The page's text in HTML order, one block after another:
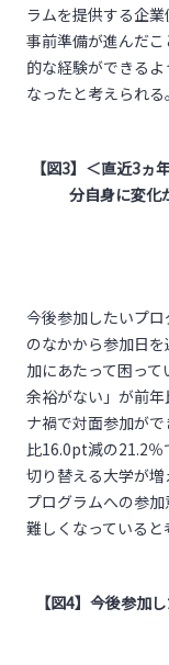
ラムを提供する企
事前準備が進んだ
的な経験ができる
なったと考えられる
【図3】＜直近3ヵ
分自身に変化
今後参加したいプ
のなかから参加日
加にあたって困っ
余裕がない」が前
ナ禍で対面参加が
比16.0pt減の21.2％
切り替える大学が
プログラムへの参
難しくなっていると
【図4】今後参加